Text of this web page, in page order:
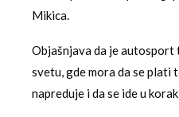
Mikica.
Objašnjava da je
svetu, gde mora da se plati
napreduje i da se ide u